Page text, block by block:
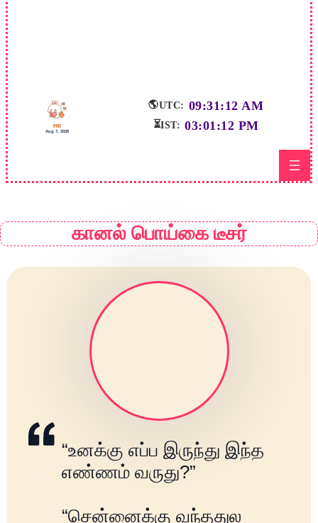
FRI
Aug 7, 2026
🌎UTC: 09:31:12 AM
⏳IST: 03:01:12 PM
கானல் பொய்கை டீசர்
“உனக்கு எப்ப இருந்து இந்த
எண்ணம் வருது?”
“சென்னைக்கு வந்ததுல